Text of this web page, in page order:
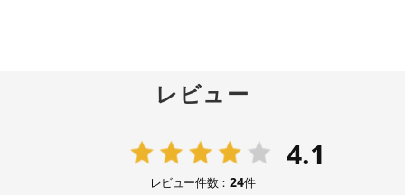
レビュー
4.1
レビュー件数： 24件